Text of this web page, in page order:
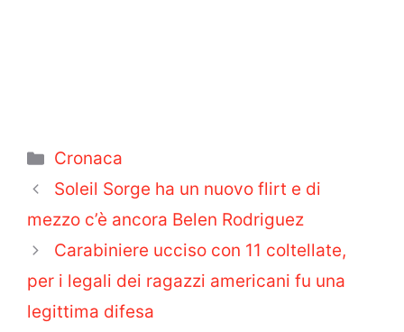
Categorie
Cronaca
Soleil Sorge ha un nuovo flirt e di
mezzo c’è ancora Belen Rodriguez
Carabiniere ucciso con 11 coltellate,
per i legali dei ragazzi americani fu una
legittima difesa